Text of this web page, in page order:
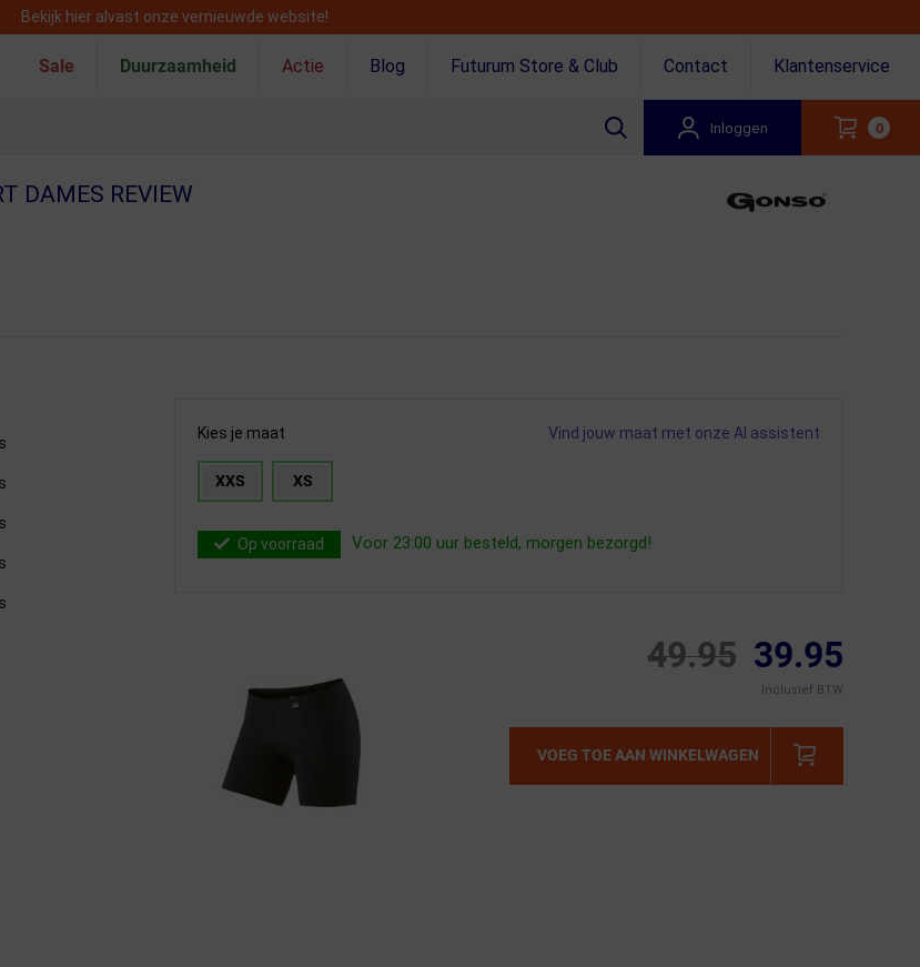
Bekijk hier alvast onze vernieuwde website!
Sale Duurzaamheid Actie Blog Futurum Store & Club Contact Klantenservice
Inloggen 0
DAMES REVIEW
Kies je maat Vind jouw maat met onze AI assistent
XXS XS
Op voorraad Voor 23:00 uur besteld, morgen bezorgd!
49.95 39.95
Inclusief BTW
VOEG TOE AAN WINKELWAGEN